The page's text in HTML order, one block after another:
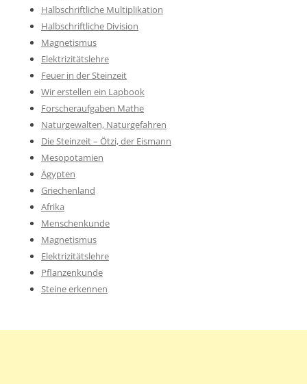
Halbschriftliche Multiplikation
Halbschriftliche Division
Magnetismus
Elektrizitätslehre
Feuer in der Steinzeit
Wir erstellen ein Lapbook
Forscheraufgaben Mathe
Naturgewalten, Naturgefahren
Die Steinzeit – Ötzi, der Eismann
Mesopotamien
Ägypten
Griechenland
Afrika
Menschenkunde
Magnetismus
Elektrizitätslehre
Pflanzenkunde
Steine erkennen